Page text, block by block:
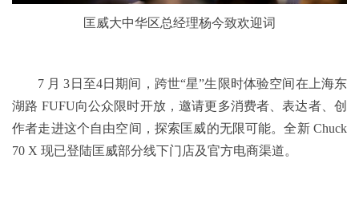
匡威大中华区总经理杨今致欢迎词
7 月 3日至4日期间，跨世“星”生限时体验空间在上海东
湖路 FUFU向公众限时开放，邀请更多消费者、表达者、创
作者走进这个自由空间，探索匡威的无限可能。全新 Chuck
70 X 现已登陆匡威部分线下门店及官方电商渠道。